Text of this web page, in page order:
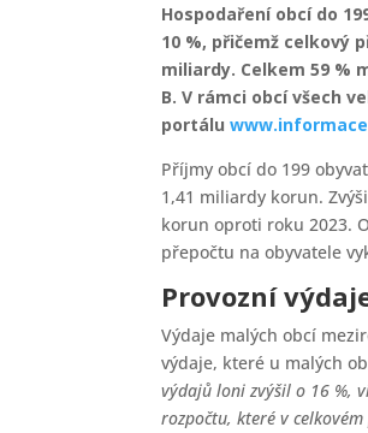
Hospodaření obcí do
10 %, přičemž celkový
miliardy. Celkem 59 %
B. V rámci obcí všech
portálu
Příjmy obcí do 199
1,41 miliardy korun.
korun oproti roku 2023.
přepočtu na obyvatele
Provozní
Výdaje malých obcí
výdaje, které u malých
výdajů loni zvýšil o 16 %,
rozpočtu, které v